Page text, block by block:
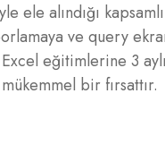
alındığı
ve query
eğitimlerine 3
bir fırsattır.